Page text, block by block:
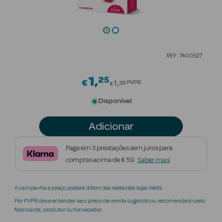
Beauty Season
Nutricosmética
Perfumes
Beauty Season
REF: 7400527
€1 25Price reduced from
€1 39 PVPR
Disponível
Adicionar
Paga em 3 prestações sem juros para
compras acima de € 59. Saber mais
A campanha e preço poderá diferir das restantes lojas Wells.
Por PVPR deve entender-se o preço de venda sugerido ou recomendado pelo
fabricante, produtor ou fornecedor.